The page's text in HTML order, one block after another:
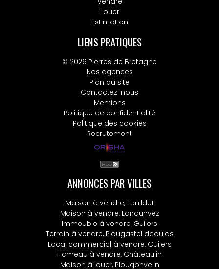
Louer
Estimation
LIENS PRATIQUES
© 2026 Pierres de Bretagne
Nos agences
Plan du site
Contactez-nous
Mentions
Politique de confidentialité
Politique des cookies
Recrutement
ANNONCES PAR VILLES
Maison à vendre, Lanildut
Maison à vendre, Landunvez
Immeuble à vendre, Guilers
Terrain à vendre, Plougastel daoulas
Local commercial à vendre, Guilers
Hameau à vendre, Châteaulin
Maison à louer, Plougonvelin